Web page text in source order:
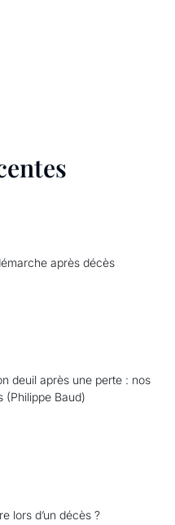
après décès
deuil après une perte : nos
(Philippe Baud)
lors d’un décès ?